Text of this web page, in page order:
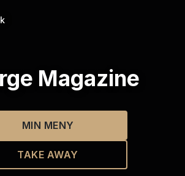
Magazine
MIN MENY
TAKE AWAY